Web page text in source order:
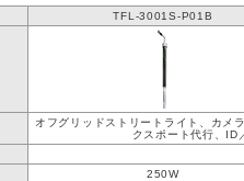
TFL-3001S-P01B
オフグリッドストリートライト、カメ
クスポート代行、ID
250W